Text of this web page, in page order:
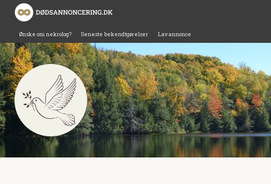
Ønske om nekrolog? Seneste bekendtgørelser Lav annonce